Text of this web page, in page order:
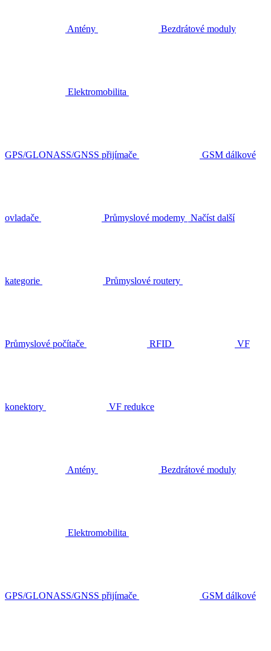
Antény Bezdrátové moduly
Elektromobilita
GPS/GLONASS/GNSS přijímače GSM dálkové
ovladače Průmyslové modemy Načíst další
kategorie Průmyslové routery
Průmyslové počítače RFID VF
konektory VF redukce
Antény Bezdrátové moduly
Elektromobilita
GPS/GLONASS/GNSS přijímače GSM dálkové